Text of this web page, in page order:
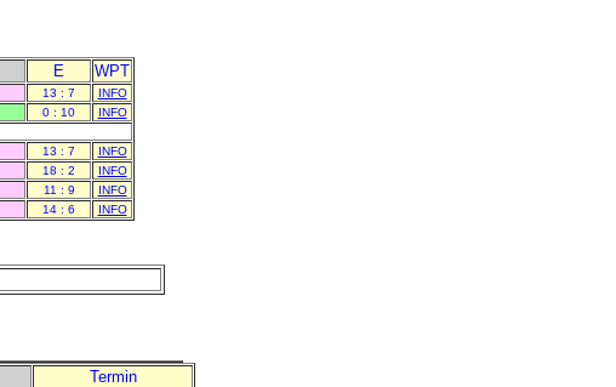
E WPT
13 : 7
INFO
0 : 10
INFO
13 : 7
INFO
18 : 2
INFO
11 : 9
INFO
14 : 6 INFO
Termin